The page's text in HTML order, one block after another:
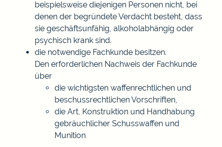
beispielsweise diejenigen Personen nicht, bei
denen der begründete Verdacht besteht, dass
sie geschäftsunfähig, alkoholabhängig oder
psychisch krank sind.
die notwendige Fachkunde besitzen.
Den erforderlichen Nachweis der Fachkunde
über
die wichtigsten waffenrechtlichen und
beschussrechtlichen Vorschriften,
die Art, Konstruktion und Handhabung
gebräuchlicher Schusswaffen und
Munition